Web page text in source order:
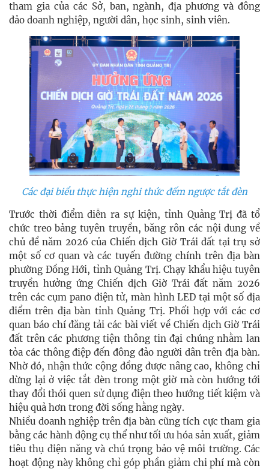
tham gia của các Sở, ban, ngành, địa phương và đông
đảo doanh nghiệp, người dân, học sinh, sinh viên.
Các đại biểu thực hiện nghi thức đếm ngược tắt đèn
Trước thời điểm diễn ra sự kiện, tỉnh Quảng Trị đã tổ
chức treo bảng tuyên truyền, băng rôn các nội dung về
chủ đề năm 2026 của Chiến dịch Giờ Trái đất tại trụ sở
một số cơ quan và các tuyến đường chính trên địa bàn
phường Đồng Hới, tỉnh Quảng Trị. Chạy khẩu hiệu tuyên
truyền hưởng ứng Chiến dịch Giờ Trái đất năm 2026
trên các cụm pano điện tử, màn hình LED tại một số địa
điểm trên địa bàn tỉnh Quảng Trị. Phối hợp với các cơ
quan báo chí đăng tải các bài viết về Chiến dịch Giờ Trái
đất trên các phương tiện thông tin đại chúng nhằm lan
tỏa các thông điệp đến đông đảo người dân trên địa bàn.
Nhờ đó, nhận thức cộng đồng được nâng cao, không chỉ
dừng lại ở việc tắt đèn trong một giờ mà còn hướng tới
thay đổi thói quen sử dụng điện theo hướng tiết kiệm và
hiệu quả hơn trong đời sống hằng ngày.
Nhiều doanh nghiệp trên địa bàn cũng tích cực tham gia
bằng các hành động cụ thể như tối ưu hóa sản xuất, giảm
tiêu thụ điện năng và chú trọng bảo vệ môi trường. Các
hoạt động này không chỉ góp phần giảm chi phí mà còn